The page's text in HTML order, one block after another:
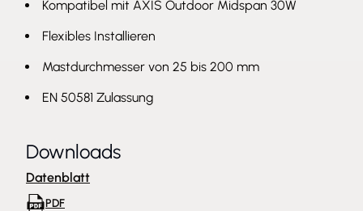
Kompatibel mit AXIS Outdoor Midspan 30W
Flexibles Installieren
Mastdurchmesser von 25 bis 200 mm
EN 50581 Zulassung
Downloads
Datenblatt
PDF